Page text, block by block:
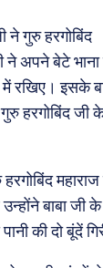
ने गुरु हरगोबिंद
ने अपने बेटे भाना
रखिए। इसके
हरगोबिंद जी
महाराज
बाबा जी के
की दो बूंदें